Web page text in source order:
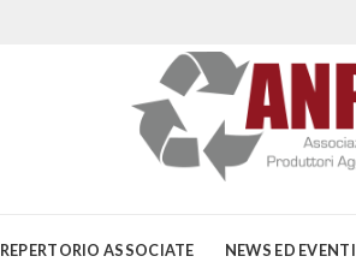
REPERTORIO ASSOCIATE NEWS ED EVENTI